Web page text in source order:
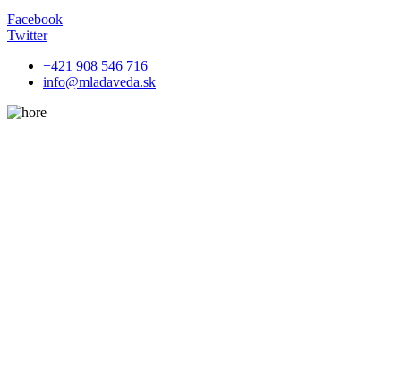
Facebook
Twitter
+421 908 546 716
info@mladaveda.sk